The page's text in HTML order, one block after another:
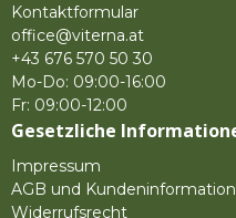
Kontaktformular
office@viterna.at
+43 676 570 50 30
Mo-Do: 09:00-16:00
Fr: 09:00-12:00
Gesetzliche
Impressum
AGB und
Widerrufsrecht